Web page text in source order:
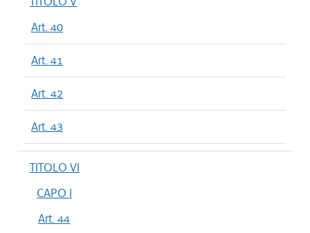
Art. 40
Art. 41
Art. 42
Art. 43
TITOLO VI
CAPO I
Art. 44